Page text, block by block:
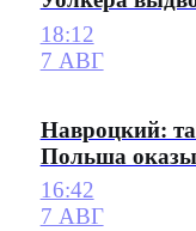
18:12
7 АВГ
Навроцкий:
Польша
16:42
7 АВГ